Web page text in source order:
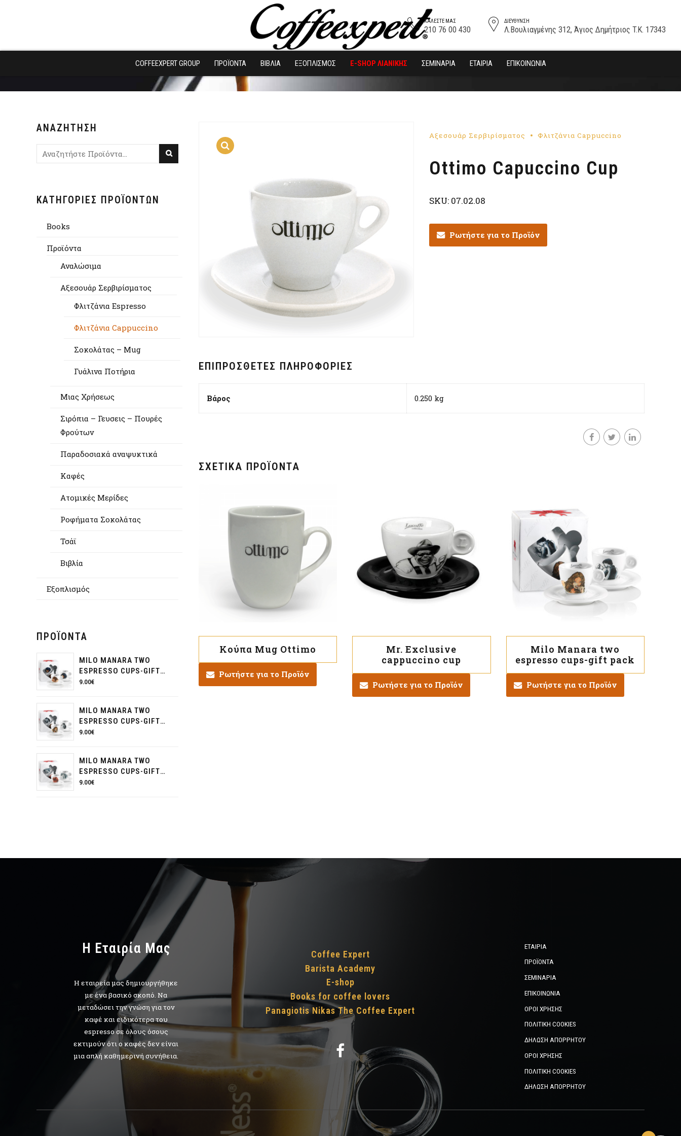
ΔΙΕΎΘΥΝΣΗ
Λ.Βουλιαγμένης 312, Άγιος Δημήτριος T.K. 17343
ΚΑΛΈΣΤΕ ΜΑΣ
210 76 00 430
COFFEEXPERT GROUP ΠΡΟΪΌΝΤΑ ΒΙΒΛΊΑ ΕΞΟΠΛΙΣΜΌΣ E-SHOP ΛΙΑΝΙΚΗΣ ΣΕΜΙΝΆΡΙΑ ΕΤΑΙΡΊΑ ΕΠΙΚΟΙΝΩΝΊΑ
Αξεσουάρ Σερβιρίσματος Φλιτζάνια Cappuccino
Ottimo Capuccino Cup
SKU: 07.02.08
Ρωτήστε για το Προϊόν
ΕΠΙΠΡΌΣΘΕΤΕΣ ΠΛΗΡΟΦΟΡΊΕΣ
Βάρος 0.250 kg
ΣΧΕΤΙΚΆ ΠΡΟΪΌΝΤΑ
Κούπα Mug Ottimo
Ρωτήστε για το Προϊόν
Mr. Exclusive
cappuccino cup
Ρωτήστε για το Προϊόν
Milo Manara two
espresso cups-gift pack
Ρωτήστε για το Προϊόν
ΑΝΑΖΉΤΗΣΗ
ΚΑΤΗΓΟΡΊΕΣ ΠΡΟΪΌΝΤΩΝ
Books
Προϊόντα
Αναλώσιμα
Αξεσουάρ Σερβιρίσματος
Φλιτζάνια Espresso
Φλιτζάνια Cappuccino
Σοκολάτας – Mug
Γυάλινα Ποτήρια
Μιας Χρήσεως
Σιρόπια – Γευσεις – Πουρές
Φρούτων
Παραδοσιακά αναψυκτικά
Καφές
Aτομικές Μερίδες
Ροφήματα Σοκολάτας
Τσάϊ
Βιβλία
Εξοπλισμός
ΠΡΟΪΌΝΤΑ
MILO MANARA TWO
ESPRESSO CUPS-GIFT
PACK
9.00€
MILO MANARA TWO
ESPRESSO CUPS-GIFT
PACK
9.00€
MILO MANARA TWO
ESPRESSO CUPS-GIFT
PACK
9.00€
H Εταιρία Μας
Η εταιρεία μας δημιουργήθηκε
με ένα βασικό σκοπό. Να
μεταδώσει την γνώση για τον
καφέ και ειδικότερα του
espresso σε όλους όσους
εκτιμούν ότι ο καφές δεν είναι
μια απλή καθημερινή συνήθεια.
Coffee Expert
Barista Academy
E-shop
Books for coffee lovers
Panagiotis Nikas The Coffee Expert
ΕΤΑΙΡΊΑ
ΠΡΟΪΌΝΤΑ
ΣΕΜΙΝΆΡΙΑ
ΕΠΙΚΟΙΝΩΝΊΑ
ΌΡΟΙ ΧΡΉΣΗΣ
ΠΟΛΙΤΙΚΉ COOKIES
ΔΉΛΩΣΗ ΑΠΟΡΡΉΤΟΥ
ΌΡΟΙ ΧΡΉΣΗΣ
ΠΟΛΙΤΙΚΉ COOKIES
ΔΉΛΩΣΗ ΑΠΟΡΡΉΤΟΥ